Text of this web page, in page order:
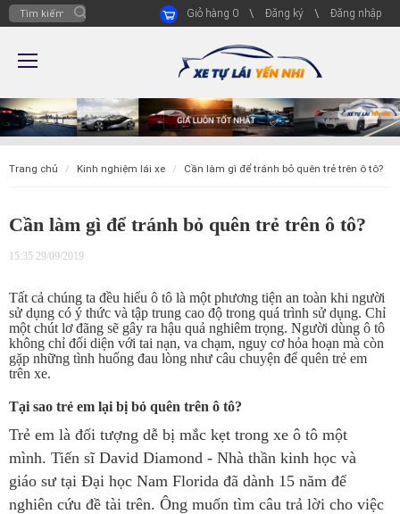
Giỏ hàng 0 Đăng ký Đăng nhập
trang chủ kinh nghiệm lái xe cần làm gì để tránh bỏ quên trẻ trên ô tô?
Cần làm gì để tránh bỏ quên trẻ trên ô tô?
15:35 29/09/2019
Tất cả chúng ta đều hiểu ô tô là một phương tiện an toàn khi người
sử dụng có ý thức và tập trung cao độ trong quá trình sử dụng. Chỉ
một chút lơ đãng sẽ gây ra hậu quả nghiêm trọng. Người dùng ô tô
không chỉ đối diện với tai nạn, va chạm, nguy cơ hỏa hoạn mà còn
gặp những tình huống đau lòng như câu chuyện để quên trẻ em
trên xe.
Tại sao trẻ em lại bị bỏ quên trên ô tô?
Trẻ em là đối tượng dễ bị mắc kẹt trong xe ô tô một
mình. Tiến sĩ David Diamond - Nhà thần kinh học và
giáo sư tại Đại học Nam Florida đã dành 15 năm để
nghiên cứu đề tài trên. Ông muốn tìm câu trả lời cho việc